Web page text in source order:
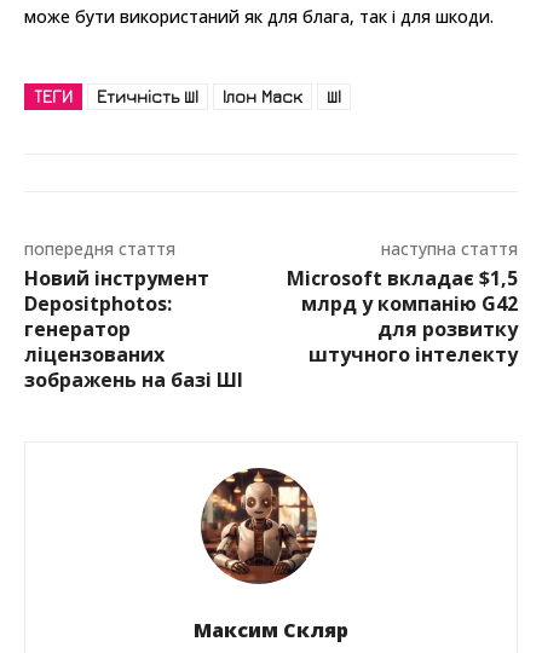
може бути використаний як для блага, так і для шкоди.
ТЕГИ Етичність ШІ Ілон Маск ШІ
попередня стаття
Новий інструмент
Depositphotos:
генератор
ліцензованих
зображень на базі ШІ
наступна стаття
Microsoft вкладає $1,5
млрд у компанію G42
для розвитку
штучного інтелекту
Максим Скляр